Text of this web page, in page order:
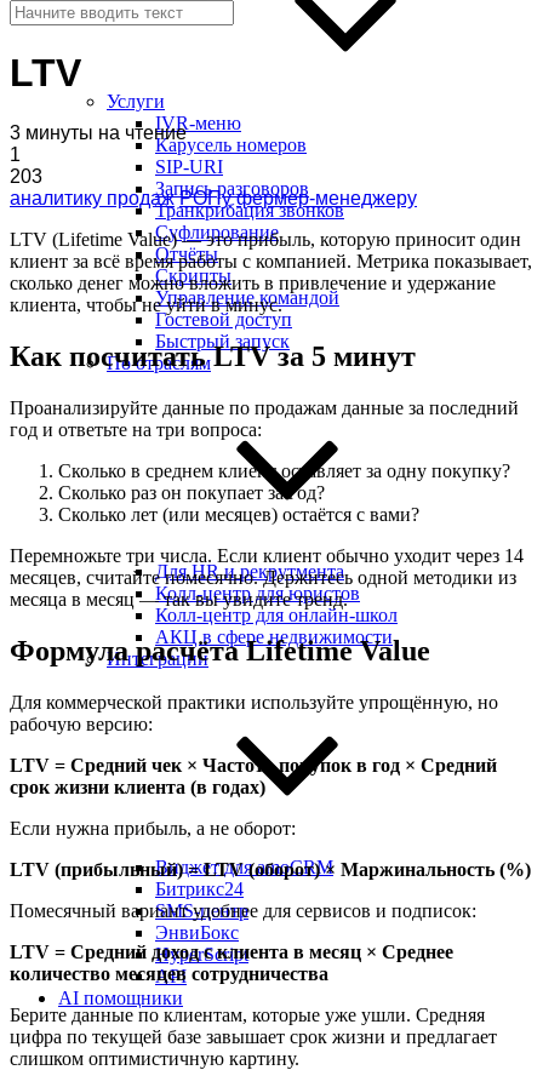
Услуги
IVR-меню
Карусель номеров
SIP-URI
Запись разговоров
Транкрибация звонков
Суфлирование
Отчёты
Скрипты
Управление командой
Гостевой доступ
Быстрый запуск
По отраслям
Для HR и рекрутмента
Колл-центр для юристов
Колл-центр для онлайн-школ
АКЦ в сфере недвижимости
Интеграции
Виджет для amoCRM
Битрикс24
SMS-центр
ЭнвиБокс
HyperScript
API
AI помощники
LTV
3 минуты на чтение
1
203
аналитику продаж РОПу фермер-менеджеру
LTV (Lifetime Value) — это прибыль, которую приносит один
клиент за всё время работы с компанией. Метрика показывает,
сколько денег можно вложить в привлечение и удержание
клиента, чтобы не уйти в минус.
Как посчитать LTV за 5 минут
Проанализируйте данные по продажам данные за последний
год и ответьте на три вопроса:
Сколько в среднем клиент оставляет за одну покупку?
Сколько раз он покупает за год?
Сколько лет (или месяцев) остаётся с вами?
Перемножьте три числа. Если клиент обычно уходит через 14
месяцев, считайте помесячно. Держитесь одной методики из
месяца в месяц — так вы увидите тренд.
Формула расчёта Lifetime Value
Для коммерческой практики используйте упрощённую, но
рабочую версию:
LTV = Средний чек × Частота покупок в год × Средний
срок жизни клиента (в годах)
Если нужна прибыль, а не оборот:
LTV (прибыльный) = LTV (оборот) × Маржинальность (%)
Помесячный вариант удобнее для сервисов и подписок:
LTV = Средний доход с клиента в месяц × Среднее
количество месяцев сотрудничества
Берите данные по клиентам, которые уже ушли. Средняя
цифра по текущей базе завышает срок жизни и предлагает
слишком оптимистичную картину.